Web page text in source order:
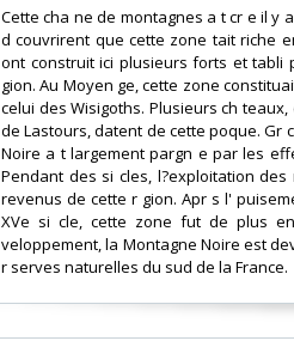
‎Cette cha ne de montagnes a t cr e il y
d couvrirent que cette zone tait riche
ont construit ici plusieurs forts et tabli
gion. Au Moyen ge, cette zone
celui des Wisigoths. Plusieurs ch
de Lastours, datent de cette poque. Gr
Noire a t largement pargn e par les
Pendant des si cles, l?exploitation
revenus de cette r gion. Apr s l'
XVe si cle, cette zone fut de plus
veloppement, la Montagne Noire est
r serves naturelles du sud de la France.‎